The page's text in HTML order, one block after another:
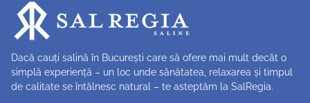
Dacă cauți salină în București care să ofere mai mult decât o
simplă experiență – un loc unde sănătatea, relaxarea și timpul
de calitate se întălnesc natural – te asteptăm la SalRegia.